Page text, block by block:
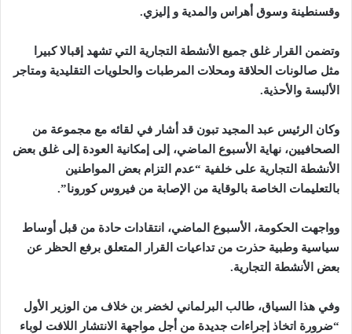
وقسنطينة وسوق أهراس والمدية و إليزي.
وتضمن القرار غلق جميع الأنشطة التجارية التي تشهد إقبالا كبيرا
مثل صالونات الحلاقة ومحلات المرطبات والحلويات التقليدية ومتاجر
الألبسة والأحذية.
وكان الرئيس عبد المجيد تبون قد أشار في لقائه مع مجموعة من
الصحافيين، نهاية الأسبوع الماضي، إلى إمكانية العودة إلى غلق بعض
الأنشطة التجارية على خلفية “عدم التزام بعض المواطنين
بالتعليمات الخاصة بالوقاية من الإصابة من فيروس كورونا”.
وواجهت الحكومة، الأسبوع الماضي، انتقادات حادة من قبل أوساط
سياسية وطبية حذرت من تداعيات القرار المتعلق برفع الحظر عن
بعض الأنشطة التجارية.
وفي هذا السياق، طالب البرلماني لخضر بن خلاف من الوزير الأول
“ضرورة اتخاذ إجراءات جديدة من أجل مواجهة الانتشار اللافت لوباء